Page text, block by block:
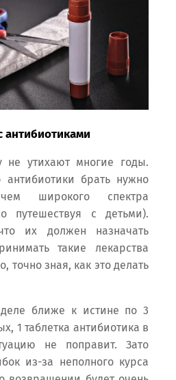
антибиотиками
не утихают многие годы.
брать нужно
широкого спектра
путешествуя с детьми).
их должен назначать
такие лекарства
точно зная, как это делать
ближе к истине по 3
1 таблетка антибиотика в
не поправит. Зато
из-за неполного курса